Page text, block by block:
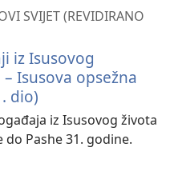
SVIJET (REVIDIRANO
iz Isusovog
Isusova opsežna
dio)
iz Isusovog života
Pashe 31. godine.